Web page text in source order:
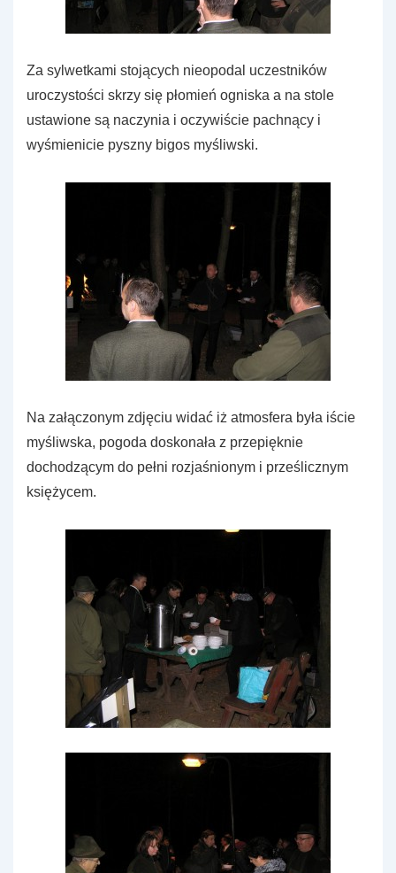
Za sylwetkami stojących nieopodal uczestników
uroczystości skrzy się płomień ogniska a na stole
ustawione są naczynia i oczywiście pachnący i
wyśmienicie pyszny bigos myśliwski.
Na załączonym zdjęciu widać iż atmosfera była iście
myśliwska, pogoda doskonała z przepięknie
dochodzącym do pełni rozjaśnionym i prześlicznym
księżycem.